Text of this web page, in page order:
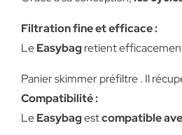
Filtration fine et efficace :
LeEasybagretient
Panier skimmer préfiltre . Il
Compatibilité :
LeEasybagestcompatible